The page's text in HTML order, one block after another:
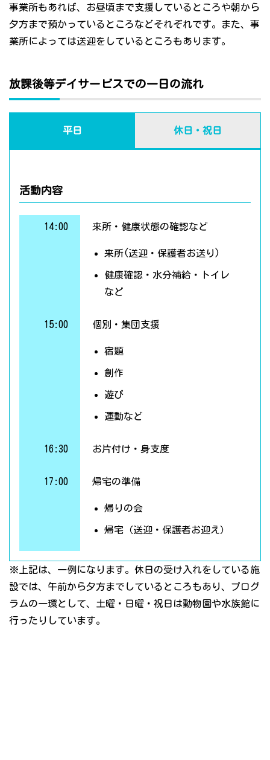
事業所もあれば、お昼頃まで支援しているところや朝から
夕方まで預かっているところなどそれぞれです。また、事
業所によっては送迎をしているところもあります。
放課後等デイサービスでの一日の流れ
平日 休日・祝日
活動内容
14:00 来所・健康状態の確認など
来所(送迎・保護者お送り)
健康確認・水分補給・トイレ
など
15:00 個別・集団支援
宿題
創作
遊び
運動など
16:30 お片付け・身支度
17:00 帰宅の準備
帰りの会
帰宅（送迎・保護者お迎え）
※上記は、一例になります。休日の受け入れをしている施
設では、午前から夕方までしているところもあり、プログ
ラムの一環として、土曜・日曜・祝日は動物園や水族館に
行ったりしています。